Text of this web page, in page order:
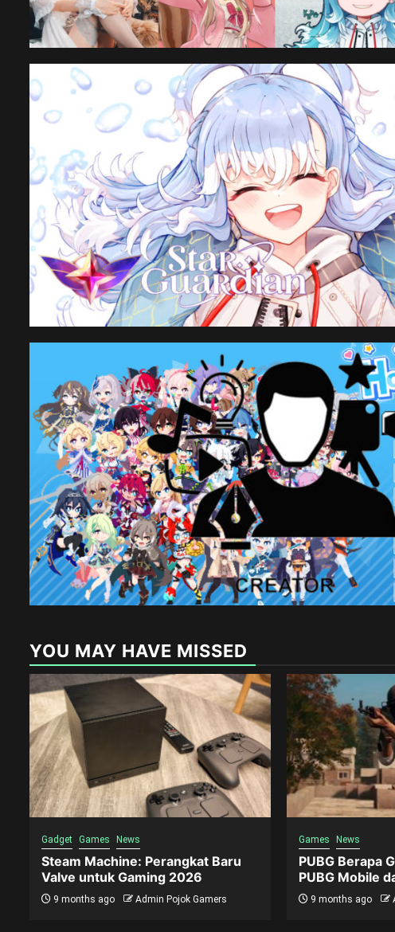
YOU MAY HAVE MISSED
Gadget Games News
Steam Machine: Perangkat Baru
Valve untuk Gaming 2026
9 months ago Admin Pojok Gamers
Games News
PUBG Berapa
PUBG Mobile
9 months ago